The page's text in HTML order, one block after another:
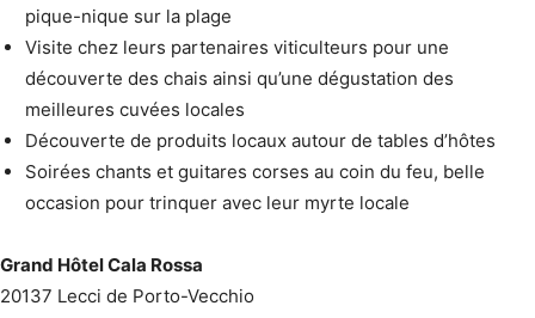
pique-nique sur la plage
Visite chez leurs partenaires viticulteurs pour une
découverte des chais ainsi qu’une dégustation des
meilleures cuvées locales
Découverte de produits locaux autour de tables d’hôtes
Soirées chants et guitares corses au coin du feu, belle
occasion pour trinquer avec leur myrte locale
Grand Hôtel Cala Rossa
20137 Lecci de Porto-Vecchio